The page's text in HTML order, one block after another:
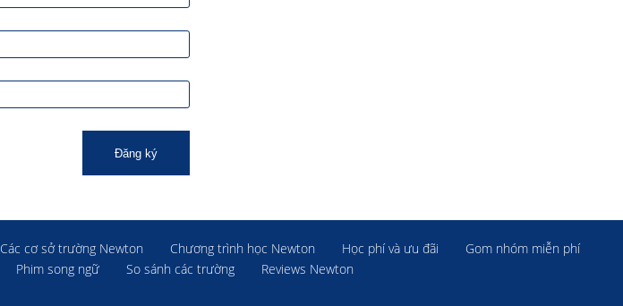
Đăng ký
Các cơ sở trường Newton Chương trình học Newton Học phí và ưu đãi
Gom nhóm miễn phí
Phim song ngữ So sánh các trường Reviews Newton